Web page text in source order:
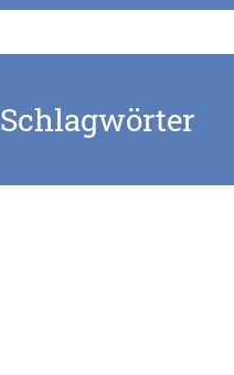
Schlagwörter